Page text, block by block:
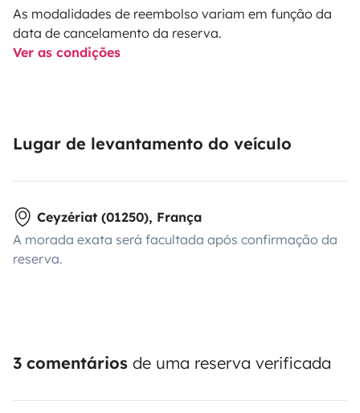
As modalidades de reembolso variam em função da
data de cancelamento da reserva.
Ver as condições
Lugar de levantamento do veículo
Ceyzériat (01250), França
A morada exata será facultada após confirmação da
reserva.
3 comentários de uma reserva verificada